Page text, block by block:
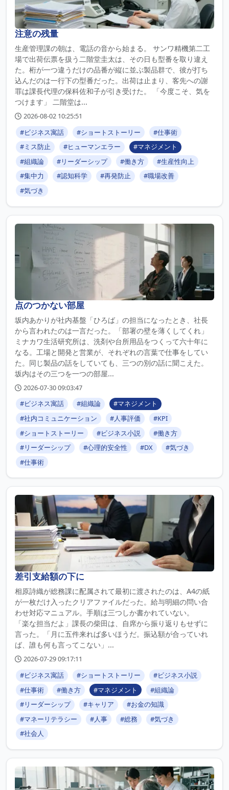
注意の残量
生産管理課の朝は、電話の音から始まる。 サンワ精機第二工
場で出荷伝票を扱う二階堂圭太は、その日も型番を取り違え
た。桁が一つ違うだけの品番が縦に並ぶ製品群で、彼が打ち
込んだのは一行下の型番だった。出荷は止まり、客先への謝
罪は課長代理の保科佐和子が引き受けた。 「今度こそ、気を
つけます」 二階堂は...
2026-08-02 10:25:51
#ビジネス寓話
#ショートストーリー
#仕事術
#ミス防止
#ヒューマンエラー
#マネジメント
#組織論
#リーダーシップ #働き方
#生産性向上
#集中力
#認知科学 #再発防止
#職場改善
#気づき
点のつかない部屋
坂内あかりが社内基盤「ひろば」の担当になったとき、社長
から言われたのは一言だった。「部署の壁を薄くしてくれ」
ミナカワ生活研究所は、洗剤や台所用品をつくって六十年に
なる。工場と開発と営業が、それぞれの言葉で仕事をしてい
た。同じ製品の話をしていても、三つの別の話に聞こえた。
坂内はその三つを一つの部屋...
2026-07-30 09:03:47
#ビジネス寓話
#組織論
#マネジメント
#社内コミュニケーション
#人事評価
#KPI
#ショートストーリー
#ビジネス小説
#働き方
#リーダーシップ
#心理的安全性 #DX
#気づき
#仕事術
差引支給額の下に
相原詩織が総務課に配属されて最初に渡されたのは、A4の紙
が一枚だけ入ったクリアファイルだった。給与明細の問い合
わせ対応マニュアル。手順は三つしか書かれていない。
「楽な担当だよ」課長の柴田は、自席から振り返りもせずに
言った。「月に五件来れば多いほうだ。振込額が合っていれ
ば、誰も何も言ってこない」...
2026-07-29 09:17:11
#ビジネス寓話
#ショートストーリー
#ビジネス小説
#仕事術
#働き方 #マネジメント
#組織論
#リーダーシップ
#キャリア
#お金の知識
#マネーリテラシー
#人事 #総務
#気づき
#社会人